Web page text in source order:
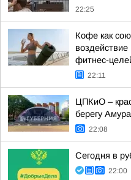
22:25
Кофе как
фитнес-
22:11
ЦПКиО –
берегу Амура
22:08
Сегодня в
22:00